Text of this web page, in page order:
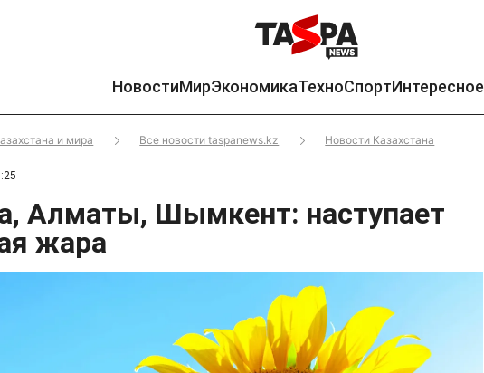
НовостиМирЭкономикаТехноСпортИнтересное
и мира Все новости taspanews.kz Новости Казахстана
Алматы, Шымкент: наступает
жара